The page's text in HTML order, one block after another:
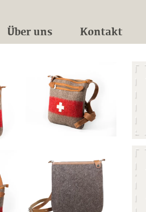
Über uns Kontakt